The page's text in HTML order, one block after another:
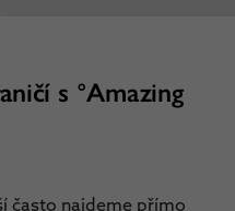
s °Amazing
často najdeme přímo